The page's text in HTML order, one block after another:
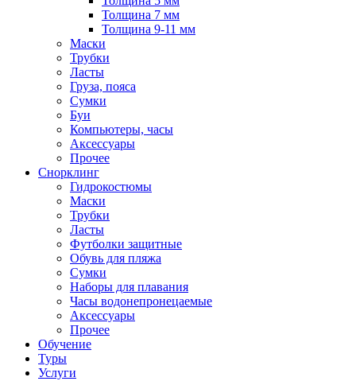
Толщина 7 мм
Толщина 9-11 мм
Маски
Трубки
Ласты
Груза, пояса
Сумки
Буи
Компьютеры, часы
Аксессуары
Прочее
Снорклинг
Гидрокостюмы
Маски
Трубки
Ласты
Футболки защитные
Обувь для пляжа
Сумки
Наборы для плавания
Часы водонепронецаемые
Аксессуары
Прочее
Обучение
Туры
Услуги